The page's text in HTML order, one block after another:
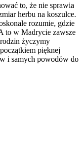
to, że nie sprawia
herbu na koszulce.
rozumie, gdzie
to w Madrycie zawsze
życzymy
pięknej
i samych powodów do